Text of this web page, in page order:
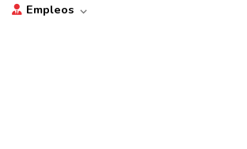
Empleos